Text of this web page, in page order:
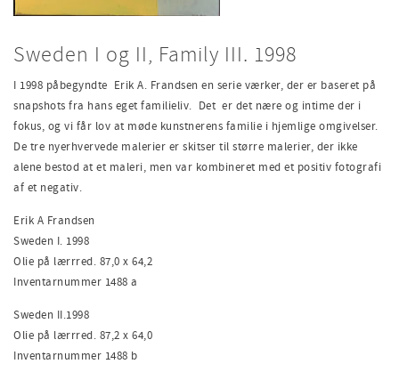
Sweden I og II, Family III. 1998
I 1998 påbegyndte Erik A. Frandsen en serie værker, der er baseret på
snapshots fra hans eget familieliv. Det er det nære og intime der i
fokus, og vi får lov at møde kunstnerens familie i hjemlige omgivelser.
De tre nyerhvervede malerier er skitser til større malerier, der ikke
alene bestod at et maleri, men var kombineret med et positiv fotografi
af et negativ.
Erik A Frandsen
Sweden I. 1998
Olie på lærrred. 87,0 x 64,2
Inventarnummer 1488 a
Sweden II.1998
Olie på lærrred. 87,2 x 64,0
Inventarnummer 1488 b